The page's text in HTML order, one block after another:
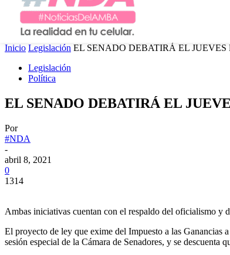
Inicio Legislación EL SENADO DEBATIRÁ EL
Legislación
Política
EL SENADO DEBATIRÁ EL
Por
#NDA
-
abril 8, 2021
0
1314
Ambas iniciativas cuentan con el respaldo del oficialismo y
El proyecto de ley que exime del Impuesto a las Ganancias
sesión especial de la Cámara de Senadores, y se